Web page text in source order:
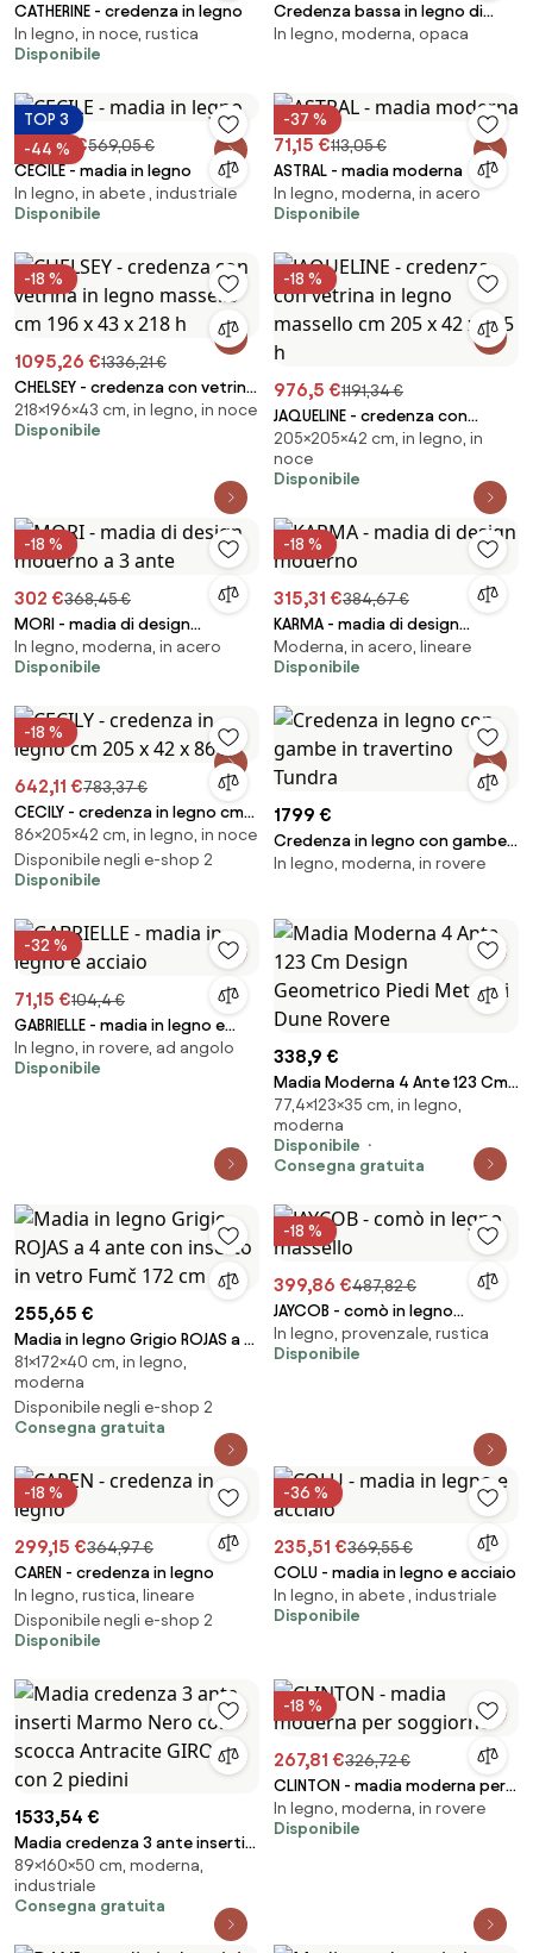
CATHERINE - credenza in legno
In legno, in noce, rustica
Disponibile
Credenza bassa in legno di
frassino Louis
In legno, moderna, opaca
TOP 3
-44 %
316,26 €569,05 €
CECILE - madia in legno
In legno, in abete , industriale
Disponibile
-37 %
71,15 €113,05 €
ASTRAL - madia moderna
In legno, moderna, in acero
Disponibile
-18 %
1095,26 €1336,21 €
CHELSEY - credenza con vetrina
in legno massello cm 196 x 43 x
218 h
218×196×43 cm, in legno, in noce
Disponibile
-18 %
976,5 €1191,34 €
JAQUELINE - credenza con
vetrina in legno massello cm
205 x 42 x 205 h
205×205×42 cm, in legno, in
noce
Disponibile
-18 %
302 €368,45 €
MORI - madia di design
moderno a 3 ante
In legno, moderna, in acero
Disponibile
-18 %
315,31 €384,67 €
KARMA - madia di design
moderno
Moderna, in acero, lineare
Disponibile
-18 %
642,11 €783,37 €
CECILY - credenza in legno cm
205 x 42 x 86 h
86×205×42 cm, in legno, in noce
Disponibile negli e-shop 2
Disponibile
1799 €
Credenza in legno con gambe
in travertino Tundra
In legno, moderna, in rovere
-32 %
71,15 €104,4 €
GABRIELLE - madia in legno e
acciaio
In legno, in rovere, ad angolo
Disponibile
338,9 €
Madia Moderna 4 Ante 123 Cm
Design Geometrico Piedi
Metallici Dune Rovere
77,4×123×35 cm, in legno,
moderna
Disponibile
Consegna gratuita
255,65 €
Madia in legno Grigio ROJAS a 4
ante con inserto in vetro Fumč
172 cm
81×172×40 cm, in legno,
moderna
Disponibile negli e-shop 2
Consegna gratuita
-18 %
399,86 €487,82 €
JAYCOB - comò in legno
massello
In legno, provenzale, rustica
Disponibile
-18 %
299,15 €364,97 €
CAREN - credenza in legno
In legno, rustica, lineare
Disponibile negli e-shop 2
Disponibile
-36 %
235,51 €369,55 €
COLU - madia in legno e acciaio
In legno, in abete , industriale
Disponibile
1533,54 €
Madia credenza 3 ante inserti
Marmo Nero con scocca
Antracite GIRONA con 2 piedini
89×160×50 cm, moderna,
industriale
Consegna gratuita
-18 %
267,81 €326,72 €
CLINTON - madia moderna per
soggiorno
In legno, moderna, in rovere
Disponibile